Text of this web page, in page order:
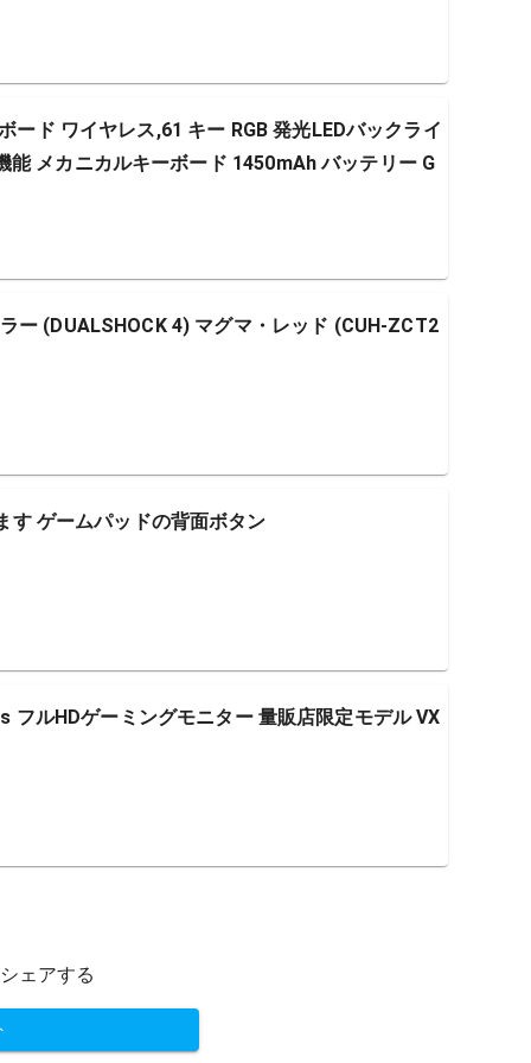
ード ワイヤレス,61 キー RGB 発光LEDバックライ
メカニカルキーボード 1450mAh バッテリー G
ー (DUALSHOCK 4) マグマ・レッド (CUH-ZCT2
す ゲームパッドの背面ボタン
ルHDゲーミングモニター 量販店限定モデル VX
ェアする